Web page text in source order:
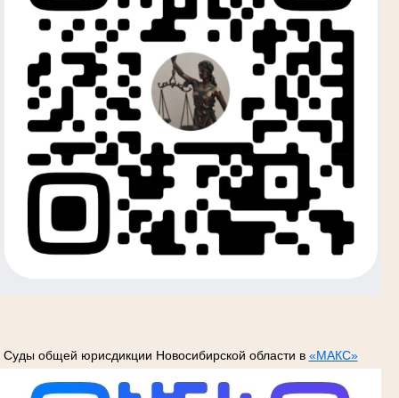
Суды общей юрисдикции Новосибирской области в «МАКС»